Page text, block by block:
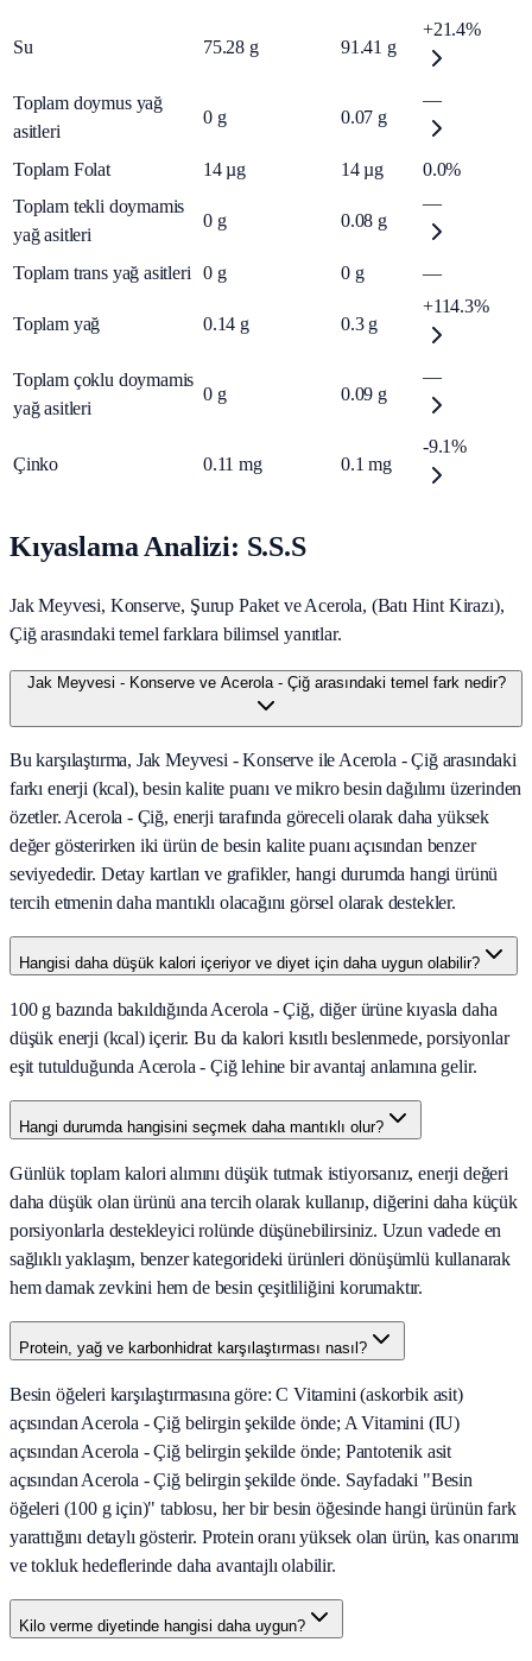
Su 75.28 g 91.41 g
+21.4%
Toplam doymus yağ
asitleri
0 g 0.07 g
—
Toplam Folat 14 µg 14 µg
0.0%
Toplam tekli doymamis
yağ asitleri
0 g 0.08 g
—
Toplam trans yağ asitleri 0 g 0 g —
Toplam yağ 0.14 g 0.3 g
+114.3%
Toplam çoklu doymamis
yağ asitleri
0 g 0.09 g
—
Çinko 0.11 mg 0.1 mg
-9.1%
Kıyaslama Analizi: S.S.S
Jak Meyvesi, Konserve, Şurup Paket ve Acerola, (Batı Hint Kirazı),
Çiğ arasındaki temel farklara bilimsel yanıtlar.
Jak Meyvesi - Konserve ve Acerola - Çiğ arasındaki temel fark nedir?
Bu karşılaştırma, Jak Meyvesi - Konserve ile Acerola - Çiğ arasındaki
farkı enerji (kcal), besin kalite puanı ve mikro besin dağılımı üzerinden
özetler. Acerola - Çiğ, enerji tarafında göreceli olarak daha yüksek
değer gösterirken iki ürün de besin kalite puanı açısından benzer
seviyededir. Detay kartları ve grafikler, hangi durumda hangi ürünü
tercih etmenin daha mantıklı olacağını görsel olarak destekler.
Hangisi daha düşük kalori içeriyor ve diyet için daha uygun olabilir?
100 g bazında bakıldığında Acerola - Çiğ, diğer ürüne kıyasla daha
düşük enerji (kcal) içerir. Bu da kalori kısıtlı beslenmede, porsiyonlar
eşit tutulduğunda Acerola - Çiğ lehine bir avantaj anlamına gelir.
Hangi durumda hangisini seçmek daha mantıklı olur?
Günlük toplam kalori alımını düşük tutmak istiyorsanız, enerji değeri
daha düşük olan ürünü ana tercih olarak kullanıp, diğerini daha küçük
porsiyonlarla destekleyici rolünde düşünebilirsiniz. Uzun vadede en
sağlıklı yaklaşım, benzer kategorideki ürünleri dönüşümlü kullanarak
hem damak zevkini hem de besin çeşitliliğini korumaktır.
Protein, yağ ve karbonhidrat karşılaştırması nasıl?
Besin öğeleri karşılaştırmasına göre: C Vitamini (askorbik asit)
açısından Acerola - Çiğ belirgin şekilde önde; A Vitamini (IU)
açısından Acerola - Çiğ belirgin şekilde önde; Pantotenik asit
açısından Acerola - Çiğ belirgin şekilde önde. Sayfadaki "Besin
öğeleri (100 g için)" tablosu, her bir besin öğesinde hangi ürünün fark
yarattığını detaylı gösterir. Protein oranı yüksek olan ürün, kas onarımı
ve tokluk hedeflerinde daha avantajlı olabilir.
Kilo verme diyetinde hangisi daha uygun?